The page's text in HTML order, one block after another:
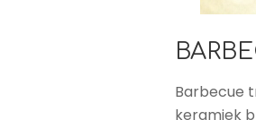
Barbecue
keramiek